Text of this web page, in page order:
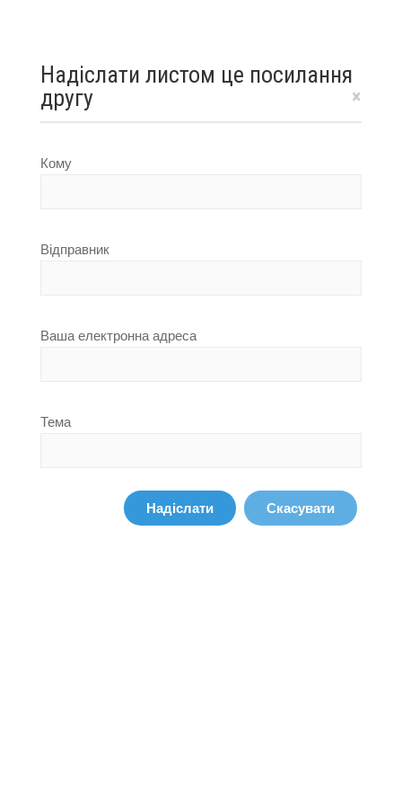
Надіслати листом це посилання
другу
×
Кому
Відправник
Ваша електронна адреса
Тема
Надіслати Скасувати